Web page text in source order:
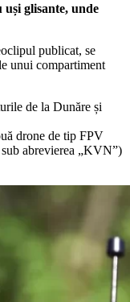
uși glisante, unde
publicat, se
unui compartiment
de la Dunăre și
drone de tip FPV
abrevierea „KVN”)